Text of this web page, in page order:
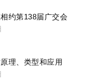
约第138届广交会
理、类型和应用